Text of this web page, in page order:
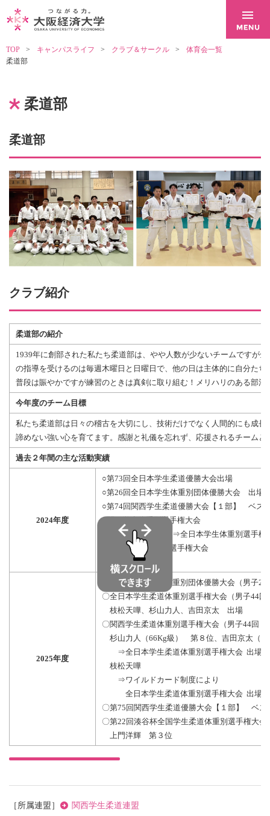
TOP キャンパスライフ クラブ＆サークル
体育会一覧
柔道部
柔道部
柔道部
クラブ紹介
柔道部の紹介
1939年に創部された私たち柔道部は、やや人数が少ないチームですが
の指導を受けるのは毎週木曜日と日曜日で、他の日は主体的に自分た
普段は賑やかですが練習のときは真剣に取り組む！メリハリのある部活
今年度のチーム目標
私たち柔道部は日々の稽古を大切にし、技術だけでなく人間的にも成
諦めない強い心を育てます。感謝と礼儀を忘れず、応援されるチーム
過去２年間の主な活動実績
2024年度
○第73回全日本学生柔道優勝大会出場
○第26回全日本学生体重別団体優勝大会 出場
○第74回関西学生柔道優勝大会【１部】 ベス
○関西学生体重別選手権大会
杉山力人 第３位⇒全日本学生体重別選手権
○全日本学生体重別選手権大会
杉山力人 出場
2025年度
〇全日本学生柔道体重別団体優勝大会（男子27
〇全日本学生柔道体重別選手権大会（男子44
枝松天嘩、杉山力人、吉田京太 出場
〇関西学生柔道体重別選手権大会（男子44回
杉山力人（66Kg級） 第８位、吉田京太（
⇒全日本学生柔道体重別選手権大会 出場
枝松天嘩
⇒ワイルドカード制度により
全日本学生柔道体重別選手権大会 出場権
〇第75回関西学生柔道優勝大会【１部】 ベス
〇第22回湊谷杯全国学生柔道体重別選手権大会
上門洋輝 第３位
［所属連盟］ 関西学生柔道連盟